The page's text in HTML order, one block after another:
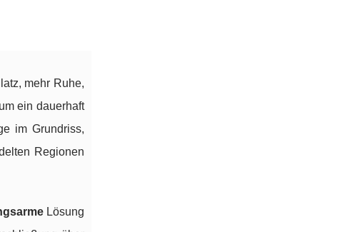
mehr Ruhe,
ein dauerhaft
im Grundriss,
Regionen
Lösung